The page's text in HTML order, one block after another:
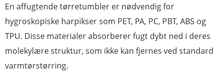
En affugtende tørretumbler er nødvendig for
hygroskopiske harpikser som PET, PA, PC, PBT, ABS og
TPU. Disse materialer absorberer fugt dybt ned i deres
molekylære struktur, som ikke kan fjernes ved standard
varmtørstørring.